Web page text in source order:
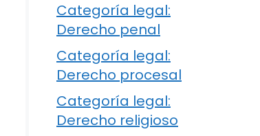
Categoría legal:
Derecho penal
Categoría legal:
Derecho procesal
Categoría legal:
Derecho religioso